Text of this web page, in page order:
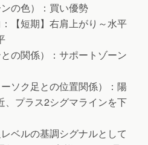
の色）：買い優勢
【短期】右肩上がり～水平
の関係）：サポートゾーン
ソク足との位置関係）：陽
、プラス2シグマラインを下
ベルの基調シグナルとして